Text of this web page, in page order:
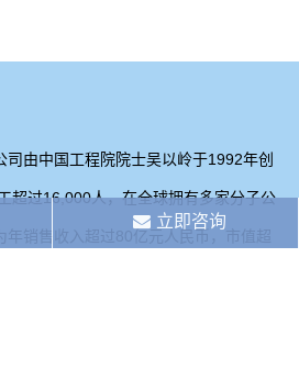
由中国工程院院士吴以岭于1992年创
超过16,000人，在全球拥有多家分子公
年销售收入超过80亿元人民币，市值超
立即咨询